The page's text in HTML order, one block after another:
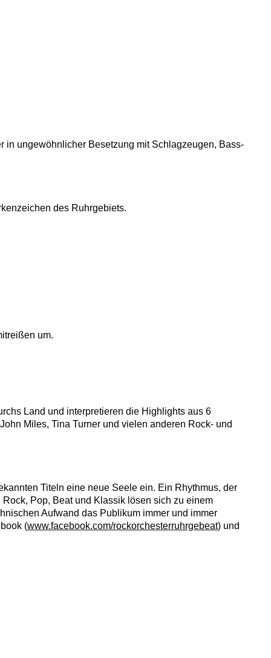
in ungewöhnlicher Besetzung mit Schlagzeugen, Bass-
des Ruhrgebiets.
um.
Land und interpretieren die Highlights aus 6
Miles, Tina Turner und vielen anderen Rock- und
Titeln eine neue Seele ein. Ein Rhythmus, der
Pop, Beat und Klassik lösen sich zu einem
Aufwand das Publikum immer und immer
(www.facebook.com/rockorchesterruhrgebeat) und